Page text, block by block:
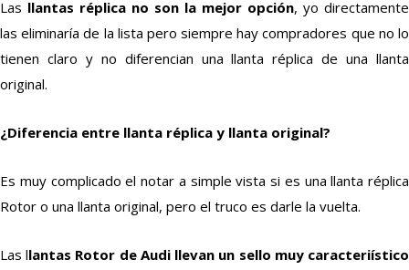
Las llantas réplica no son la mejor opción, yo directamente
las eliminaría de la lista pero siempre hay compradores que no lo
tienen claro y no diferencian una llanta réplica de una llanta
original.
¿Diferencia entre llanta réplica y llanta original?
Es muy complicado el notar a simple vista si es una llanta réplica
Rotor o una llanta original, pero el truco es darle la vuelta.
Las llantas Rotor de Audi llevan un sello muy caracteriístico